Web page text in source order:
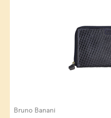
Bruno Banani